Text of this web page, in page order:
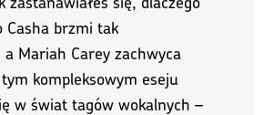
Casha brzmi tak
Mariah Carey zachwyca
kompleksowym eseju
w świat tagów wokalnych –